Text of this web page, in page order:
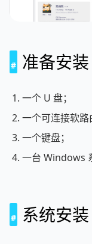
准备安装
一个 U 盘；
一个可连接软路
一个键盘；
一台 Windows
系统安装